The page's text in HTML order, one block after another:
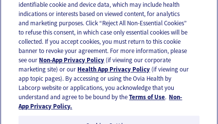
OUR APPS
FOLLOW US
identifiable cookie and device data, which may include health
indications or interests based on viewed content, for analytics
and marketing purposes. Click “Reject All Non-Essential Cookies”
to refuse this consent, in which case only essential cookies will be
collected. If you accept cookies, you must return to this cookie
banner to revoke your agreement. For more information, please
see our Non-App Privacy Policy (if viewing our corporate
marketing site) or our Health App Privacy Policy (if viewing our
app topic pages). By accessing or using the Ovia Health by
Labcorp website or applications, you acknowledge that you
understand and agree to be bound by theTerms of Use. Non-
App Privacy Policy.